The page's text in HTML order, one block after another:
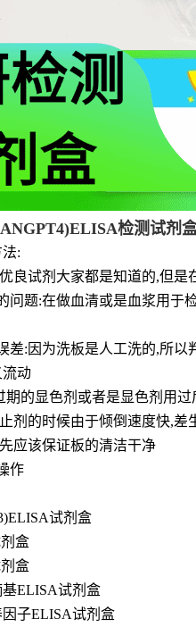
检测试剂
:
良试剂大家都是知道的,但
问题:在做血清或是血浆用于
差:因为洗板是人工洗的,所
动
期的显色剂或者是显色剂用
剂的时候由于倾倒速度快,
应该保证板的清洁干净
作
试剂盒
盒
盒
基ELISA试剂盒
子ELISA试剂盒